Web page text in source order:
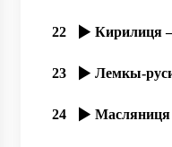
22
23
24